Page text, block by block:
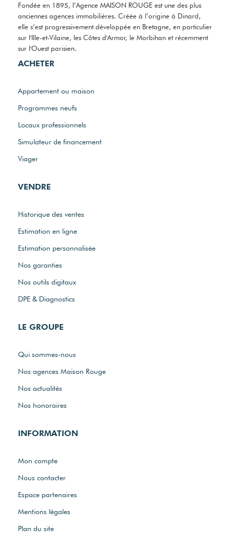
Fondée en 1895, l’Agence MAISON ROUGE est une des plus
anciennes agences immobilières. Créée à l’origine à Dinard,
elle s’est progressivement développée en Bretagne, en particulier
sur l'Ille-et-Vilaine, les Côtes d'Armor, le Morbihan et récemment
sur l'Ouest parisien.
ACHETER
Appartement ou maison
Programmes neufs
Locaux professionnels
Simulateur de financement
Viager
VENDRE
Historique des ventes
Estimation en ligne
Estimation personnalisée
Nos garanties
Nos outils digitaux
DPE & Diagnostics
LE GROUPE
Qui sommes-nous
Nos agences Maison Rouge
Nos actualités
Nos honoraires
INFORMATION
Mon compte
Nous contacter
Espace partenaires
Mentions légales
Plan du site